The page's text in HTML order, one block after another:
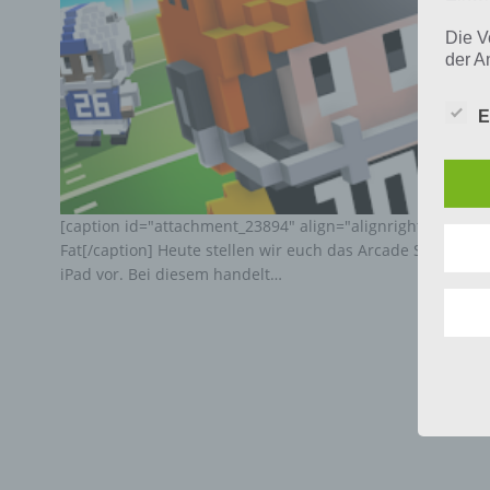
[caption id="attachment_23894" align="alignright"
Fat[/caption] Heute stellen wir euch das Arcade
iPad vor. Bei diesem handelt…
Die
der
Wir
Aus